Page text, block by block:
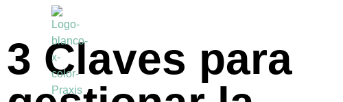
3 Claves para